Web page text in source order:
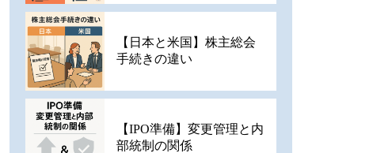
【日本と米国】株主総会
手続きの違い
【IPO準備】変更管理と内
部統制の関係